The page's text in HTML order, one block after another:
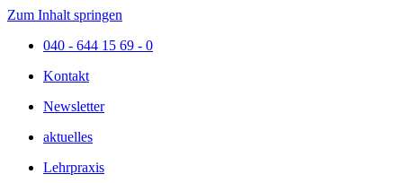
Zum Inhalt springen
040 - 644 15 69 - 0
Kontakt
Newsletter
aktuelles
Lehrpraxis